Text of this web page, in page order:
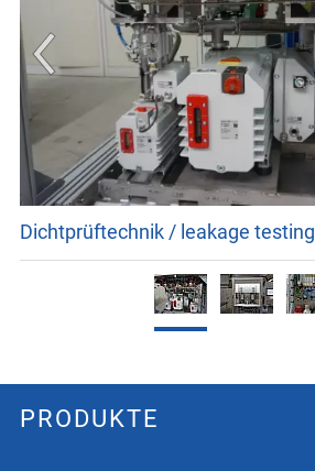
Dichtprüftechnik / leakage testing
PRODUKTE